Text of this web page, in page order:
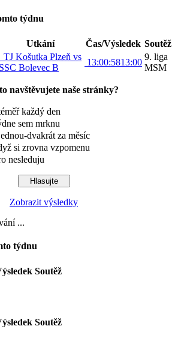
týdnu
Utkání Čas/Výsledek Soutěž
TJ Košutka Plzeň vs
SSC Bolevec B
13:00:5813:00
9. liga
MSM
navštěvujete naše stránky?
každý den
sem mrknu
dvakrát za měsíc
si zrovna vzpomenu
nesleduju
Zobrazit výsledky
...
týdnu
Soutěž
Soutěž